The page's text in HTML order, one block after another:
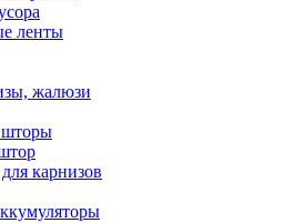
ленты
жалюзи
шторы
карнизов